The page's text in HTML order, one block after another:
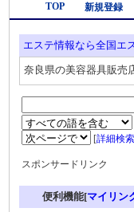
TOP
新規登録
エステ情報なら全国エ
奈良県の美容器具販売
[詳細検索
スポンサードリンク
便利機能[マイリン